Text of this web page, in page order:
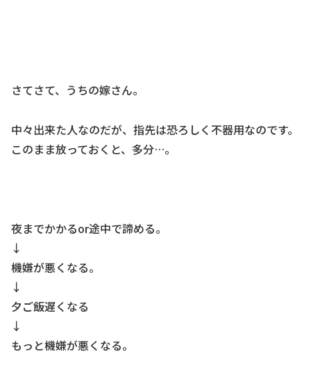
さてさて、うちの嫁さん。
中々出来た人なのだが、指先は恐ろしく不器用なのです。
このまま放っておくと、多分…。
夜までかかるor途中で諦める。
↓
機嫌が悪くなる。
↓
夕ご飯遅くなる
↓
もっと機嫌が悪くなる。